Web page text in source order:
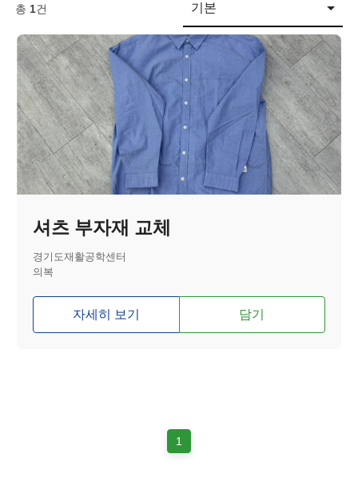
총 1건 기본
셔츠 부자재 교체
경기도재활공학센터
의복
자세히 보기 담기
1